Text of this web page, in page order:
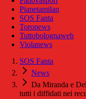
Pianetamilan
SOS Fanta
Toronews
Tuttobolognaweb
Violanews
SOS Fanta
News
Da Miranda e
tutti i diffidati nei